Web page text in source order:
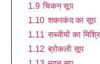
1.9 चिकन सूप
1.10 शकरकंद का सूप
1.11 सब्जीयों का
1.12 ब्रोकली सूप